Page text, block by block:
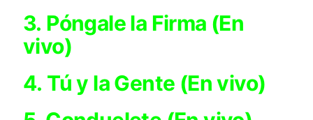
3. Póngale la Firma (En
vivo)
4. Tú y la Gente (En vivo)